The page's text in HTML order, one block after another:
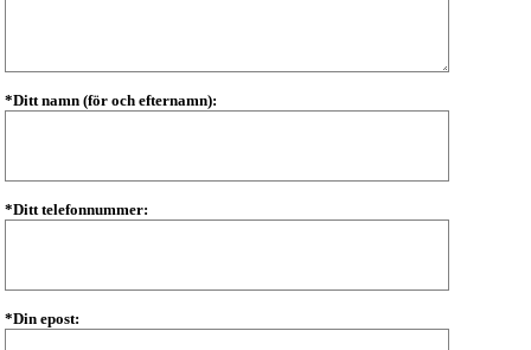
*Ditt namn (för och efternamn):
*Ditt telefonnummer:
*Din epost: